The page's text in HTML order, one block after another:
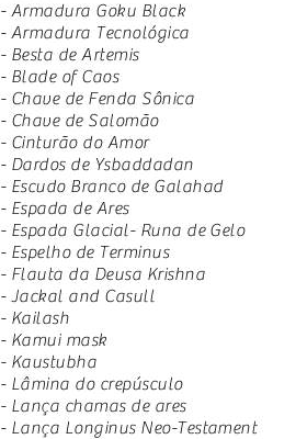
- Armadura Goku Black
- Armadura Tecnológica
- Besta de Artemis
- Blade of Caos
- Chave de Fenda Sônica
- Chave de Salomão
- Cinturão do Amor
- Dardos de Ysbaddadan
- Escudo Branco de Galahad
- Espada de Ares
- Espada Glacial- Runa de Gelo
- Espelho de Terminus
- Flauta da Deusa Krishna
- Jackal and Casull
- Kailash
- Kamui mask
- Kaustubha
- Lâmina do crepúsculo
- Lança chamas de ares
- Lança Longinus Neo-Testament